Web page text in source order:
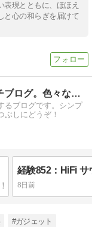
現とともに、ほほえ
と心の和らぎを届けて
経験.com 2分で読めるプチブログ。色々な経験ネタ集です！
るブログです。シンプ
ぶしにどうぞ！
8日前
#ガジェット